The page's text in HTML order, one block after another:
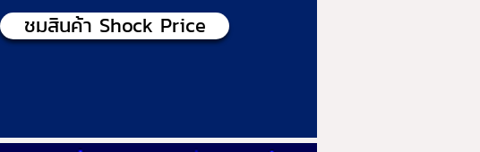
ชมสินค้า Shock Price